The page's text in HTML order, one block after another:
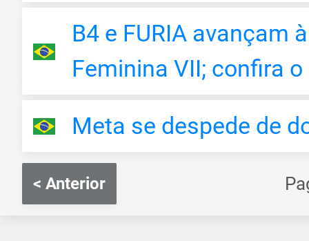
B4 e FURIA avançam
Feminina VII; confira
Meta se despede de
< Anterior